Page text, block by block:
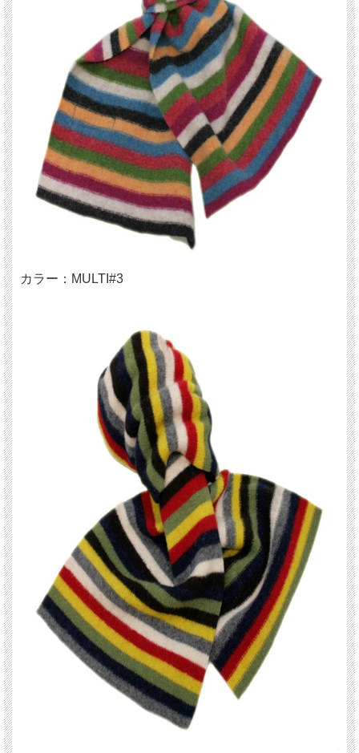
カラー：MULTI#3